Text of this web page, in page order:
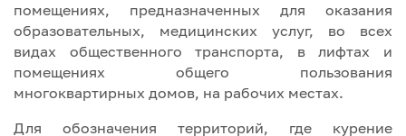
помещениях, предназначенных для оказания
образовательных, медицинских услуг, во всех
видах общественного транспорта, в лифтах и
помещениях общего пользования
многоквартирных домов, на рабочих местах.
Для обозначения территорий, где курение